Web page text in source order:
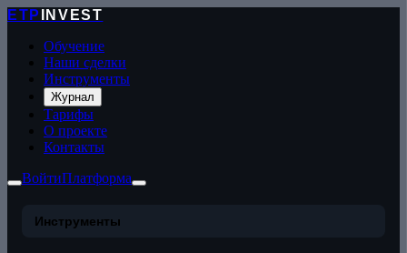
ETP
INVEST
Обучение
Наши сделки
Инструменты
Журнал
Тарифы
О проекте
Контакты
ВойтиПлатформа
Инструменты